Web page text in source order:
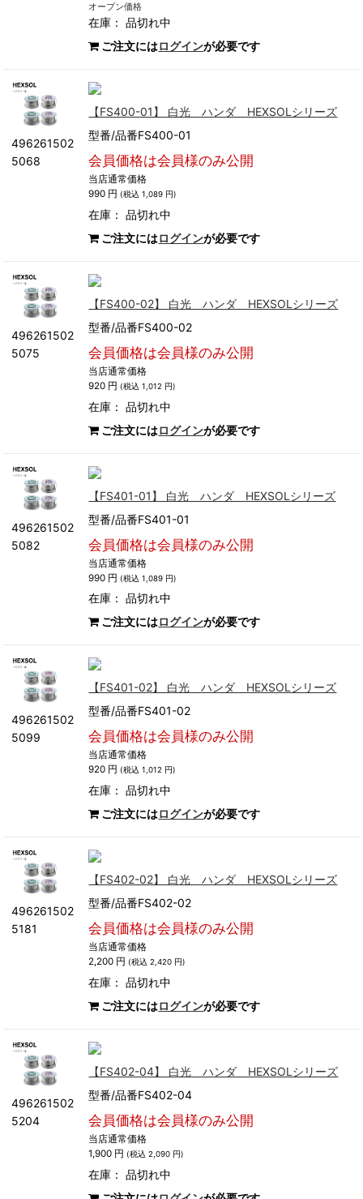
オープン価格
在庫：品切れ中
ご注文にはログインが必要です
496261502
5068
【FS400-01】 白光 ハンダ HEXSOLシリーズ
型番/品番FS400-01
会員価格は会員様のみ公開
当店通常価格
990 円 (税込 1,089 円)
在庫：品切れ中
ご注文にはログインが必要です
496261502
5075
【FS400-02】 白光 ハンダ HEXSOLシリーズ
型番/品番FS400-02
会員価格は会員様のみ公開
当店通常価格
920 円 (税込 1,012 円)
在庫：品切れ中
ご注文にはログインが必要です
496261502
5082
【FS401-01】 白光 ハンダ HEXSOLシリーズ
型番/品番FS401-01
会員価格は会員様のみ公開
当店通常価格
990 円 (税込 1,089 円)
在庫：品切れ中
ご注文にはログインが必要です
496261502
5099
【FS401-02】 白光 ハンダ HEXSOLシリーズ
型番/品番FS401-02
会員価格は会員様のみ公開
当店通常価格
920 円 (税込 1,012 円)
在庫：品切れ中
ご注文にはログインが必要です
496261502
5181
【FS402-02】 白光 ハンダ HEXSOLシリーズ
型番/品番FS402-02
会員価格は会員様のみ公開
当店通常価格
2,200 円 (税込 2,420 円)
在庫：品切れ中
ご注文にはログインが必要です
496261502
5204
【FS402-04】 白光 ハンダ HEXSOLシリーズ
型番/品番FS402-04
会員価格は会員様のみ公開
当店通常価格
1,900 円 (税込 2,090 円)
在庫：品切れ中